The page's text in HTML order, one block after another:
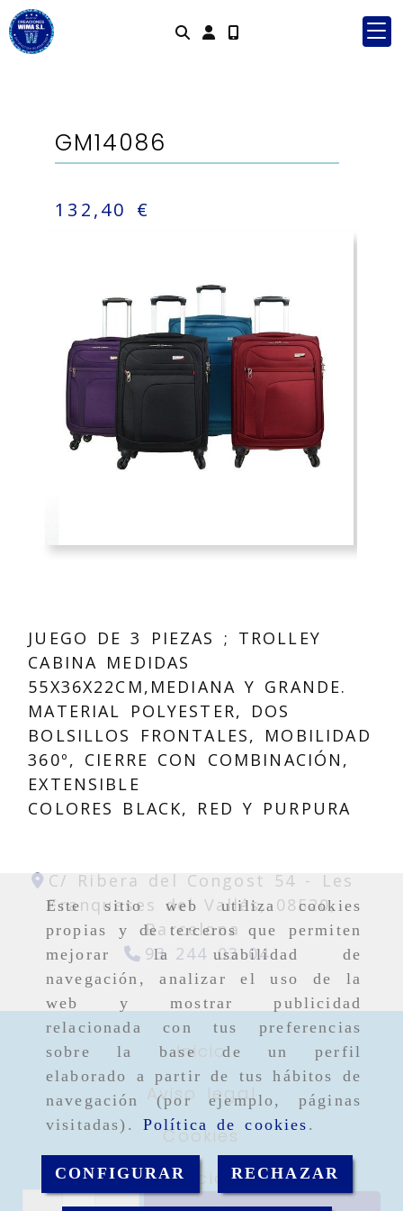
Este sitio web utiliza cookies
propias y de terceros que permiten
mejorar la usabilidad de
navegación, analizar el uso de la
web y mostrar publicidad
relacionada con tus preferencias
sobre la base de un perfil
elaborado a partir de tus hábitos de
navegación (por ejemplo, páginas
visitadas). Política de cookies .
CONFIGURAR RECHAZAR
Identifícate
GM14086
132,40 €
JUEGO DE 3 PIEZAS ; TROLLEY
CABINA MEDIDAS
55X36X22CM,MEDIANA Y GRANDE.
MATERIAL POLYESTER, DOS
BOLSILLOS FRONTALES, MOBILIDAD
360º, CIERRE CON COMBINACIÓN,
EXTENSIBLE
COLORES BLACK, RED Y PURPURA
C/ Ribera del Congost 54 -
Les
Franqueses del Vallés, 08520,
Barcelona
93 244 03 04
Inicio
Aviso legal
Cookies
Privacidad